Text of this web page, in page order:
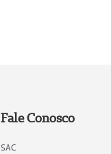
Fale Conosco
SAC